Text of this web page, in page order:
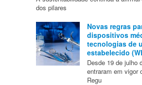
dos pilares
Novas regras
dispositivos
tecnologias de
estabelecido
Desde 19 de julho
entraram em vigor
Regu